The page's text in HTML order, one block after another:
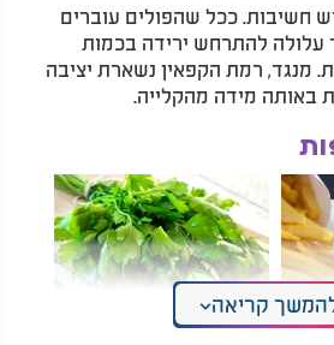
חשיבות. ככל שהפולים עוברים
עלולה להתרחש ירידה בכמות
מנגד, רמת הקפאין נשארת יציבה
באותה מידה מהקלייה.
קריאה